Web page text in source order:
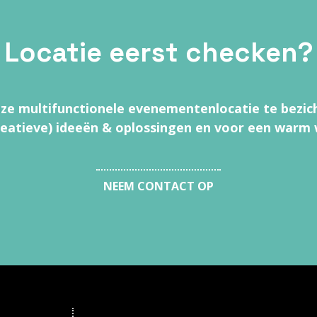
Locatie eerst checken?
multifunctionele evenementenlocatie te
ideeën & oplossingen en voor een warm
NEEM CONTACT OP